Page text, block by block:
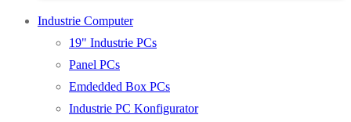
Industrie Computer
19" Industrie PCs
Panel PCs
Emdedded Box PCs
Industrie PC Konfigurator